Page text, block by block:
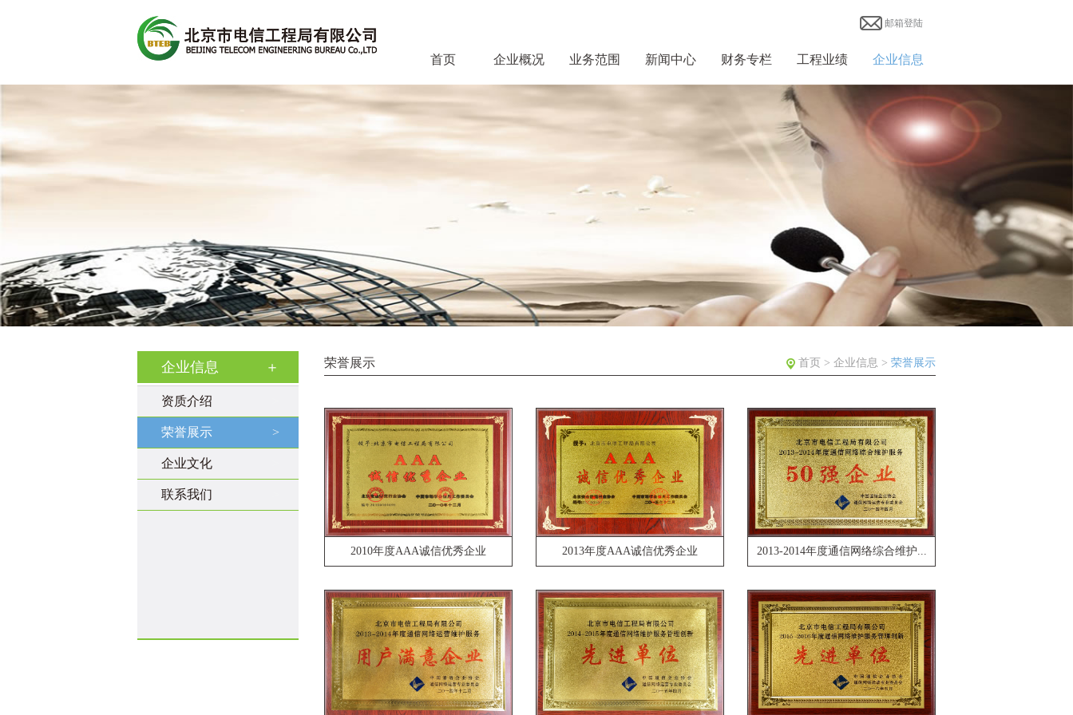
邮箱登陆
首页 企业概况 业务范围 新闻中心 财务专栏 工程业绩 企业信息
企业信息 ＋
资质介绍
荣誉展示 >
企业文化
联系我们
荣誉展示 首页 > 企业信息 > 荣誉展示
2010年度AAA诚信优秀企业 2013年度AAA诚信优秀企业 2013-2014年度通信网络综合维护...